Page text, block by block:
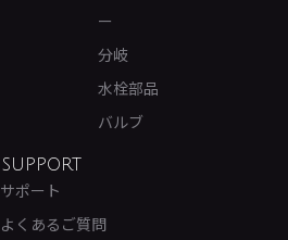
ー
分岐
水栓部品
バルブ
SUPPORT
サポート
よくあるご質問